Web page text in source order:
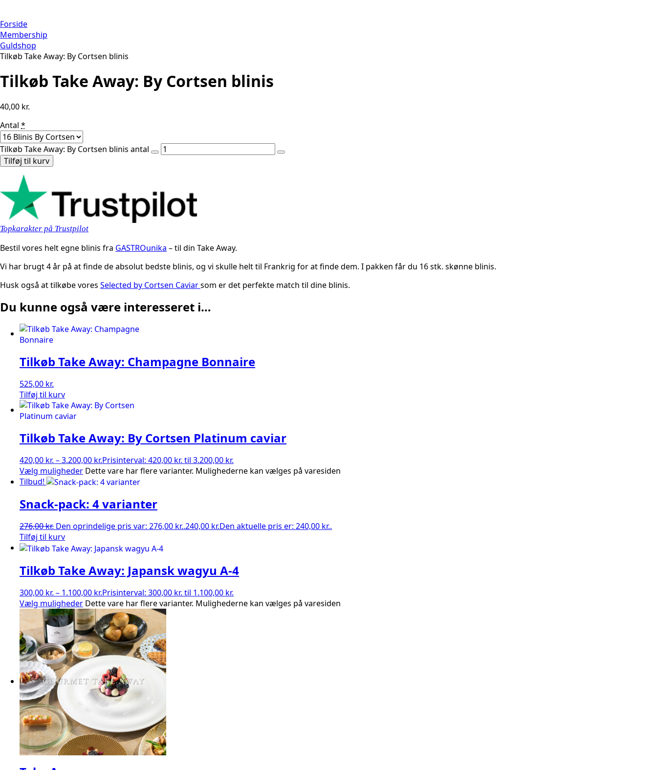
Forside
Membership
Guldshop
Tilkøb Take Away: By Cortsen blinis
Tilkøb Take Away: By Cortsen blinis
40,00 kr.
Antal *
Tilkøb Take Away: By Cortsen blinis antal
Tilføj til kurv
Topkarakter på Trustpilot
Bestil vores helt egne blinis fra GASTROunika – til din Take Away.
Vi har brugt 4 år på at finde de absolut bedste blinis, og vi skulle helt til Frankrig for at finde dem. I pakken får du 16 stk. skønne blinis.
Husk også at tilkøbe vores Selected by Cortsen Caviarsom er det perfekte match til dine blinis.
Du kunne også være interesseret i…
Tilkøb Take Away: Champagne Bonnaire
525,00 kr.
Tilføj til kurv
Tilkøb Take Away: By Cortsen Platinum caviar
420,00 kr. –3.200,00 kr.Prisinterval: 420,00 kr. til 3.200,00 kr.
Vælg muligheder Dette vare har flere varianter. Mulighederne kan vælges på varesiden
Tilbud!
Snack-pack: 4 varianter
276,00kr. Den oprindelige pris var: 276,00 kr..240,00 kr.Den aktuelle pris er: 240,00 kr..
Tilføj til kurv
Tilkøb Take Away: Japansk wagyu A-4
300,00 kr. – 1.100,00 kr.Prisinterval: 300,00 kr. til 1.100,00 kr.
Vælg muligheder Dette vare har flere varianter. Mulighederne kan vælges på varesiden